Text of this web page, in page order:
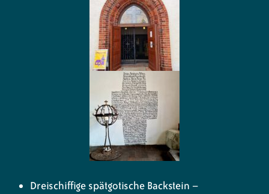
Dreischiffige spätgotische Backstein –